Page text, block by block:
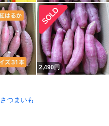
2,490円
さつまいも